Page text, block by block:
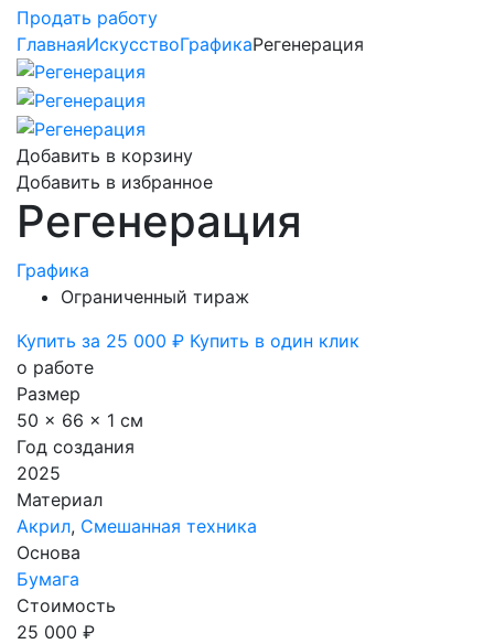
Продать работу
ГлавнаяИскусствоГрафикаРегенерация
Добавить в корзину
Добавить в избранное
Регенерация
Графика
Ограниченный тираж
Купить за 25 000 ₽ Купить в один клик
о работе
Размер
50 x 66 x 1 см
Год создания
2025
Материал
Акрил, Смешанная техника
Основа
Бумага
Стоимость
25 000 ₽